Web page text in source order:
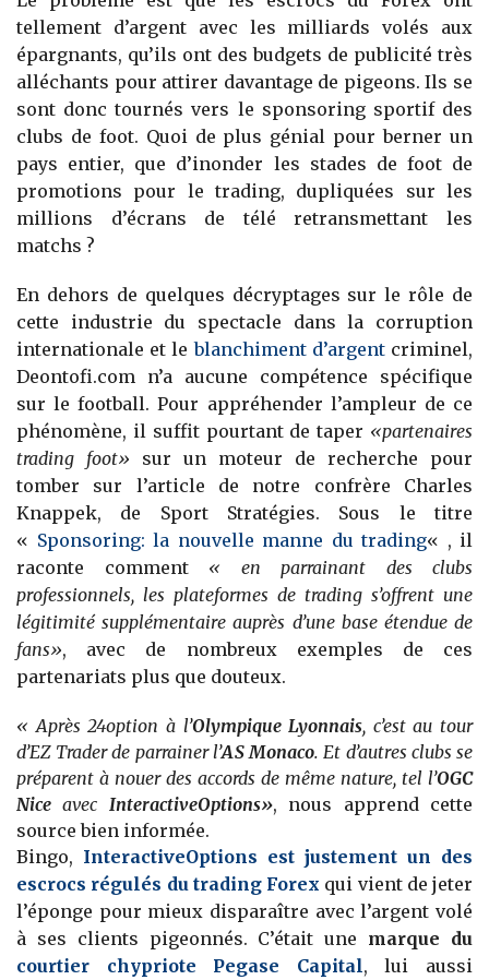
tellement d’argent avec les milliards volés aux
épargnants, qu’ils ont des budgets de publicité très
alléchants pour attirer davantage de pigeons. Ils se
sont donc tournés vers le sponsoring sportif des
clubs de foot. Quoi de plus génial pour berner un
pays entier, que d’inonder les stades de foot de
promotions pour le trading, dupliquées sur les
millions d’écrans de télé retransmettant les
matchs ?
En dehors de quelques décryptages sur le rôle de
cette industrie du spectacle dans la corruption
internationale et leblanchiment d’argentcriminel,
Deontofi.com n’a aucune compétence spécifique
sur le football. Pour appréhender l’ampleur de ce
phénomène, il suffit pourtant de taper «partenaires
trading foot» sur un moteur de recherche pour
tomber sur l’article de notre confrère Charles
Knappek, de Sport Stratégies. Sous le titre
« Sponsoring: la nouvelle manne du trading« , il
raconte comment « en parrainant des clubs
professionnels, les plateformes de trading s’offrent une
légitimité supplémentaire auprès d’une base étendue de
fans», avec de nombreux exemples de ces
partenariats plus que douteux.
« Après 24option à l’Olympique Lyonnais, c’est au tour
d’EZ Trader de parrainer l’AS Monaco. Et d’autres clubs se
préparent à nouer des accords de même nature, tel l’OGC
Nice avec InteractiveOptions», nous apprend cette
source bien informée.
Bingo, InteractiveOptions est justement un des
escrocs régulés du trading Forex qui vient de jeter
l’éponge pour mieux disparaître avec l’argent volé
à ses clients pigeonnés. C’était une marque du
courtier chypriote Pegase Capital, lui aussi